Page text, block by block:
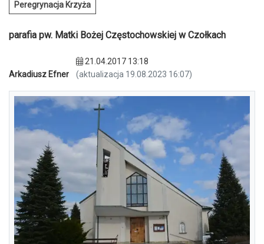
Peregrynacja Krzyża
parafia pw. Matki Bożej Częstochowskiej w Czołkach
Arkadiusz Efner
21.04.2017 13:18
(aktualizacja 19.08.2023 16:07)